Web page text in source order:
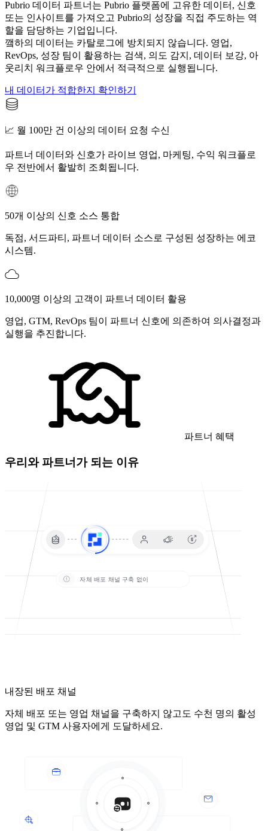
Pubrio 데이터 파트너 는 Pubrio 플랫폼에 고유한 데이터, 신호
또는 인사이트를 가져오고 Pubrio의 성장을 직접 주도하는 역
할을 담당하는 기업입니다.
꺀하의 데이터는 카탈로그에 방치되지 않습니다. 영업,
RevOps, 성장 팀이 활용하는 검색, 의도 감지, 데이터 보강, 아
웃리치 워크플로우 안에서 적극적으로 실행됩니다.
내 데이터가 적합한지 확인하기
📈 월 100만 건 이상의 데이터 요청 수신
파트너 데이터와 신호가 라이브 영업, 마케팅, 수익 워크플로
우 전반에서 활발히 조회됩니다.
50개 이상의 신호 소스 통합
독점, 서드파티, 파트너 데이터 소스로 구성된 성장하는 에코
시스템.
10,000명 이상의 고객이 파트너 데이터 활용
영업, GTM, RevOps 팀이 파트너 신호에 의존하여 의사결정과
실행을 추진합니다.
파트너 혜택
우리와 파트너가 되는 이유
자체 배포 채널 구축 없이
내장된 배포 채널
자체 배포 또는 영업 채널을 구축하지 않고도 수천 명의 활성
영업 및 GTM 사용자에게 도달하세요.